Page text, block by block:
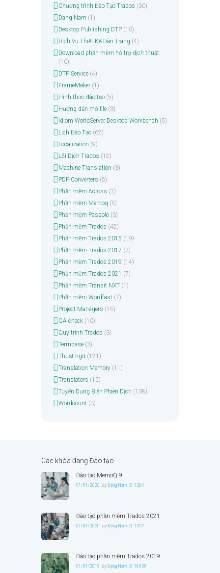
Chương trình Đào Tạo Trados (30)
Dang Nam (1)
Desktop Publishing DTP(10)
Dịch Vụ Thiết Kế Dàn Trang (4)
Download phần mềm hỗ trợ dịch thuật
(10)
DTP Service(4)
FrameMaker(1)
Hình thức đào tạo(5)
Hướng dẫn mở file(3)
Idiom WorldServer Desktop Workbench (5)
Lịch Đào Tạo(62)
Localization (9)
Lỗi Dịch Trados (12)
Machine Translation (3)
PDF Converters (5)
Phần mềm Across (1)
Phần mềm Memoq (5)
Phần mềm Passolo(3)
Phần mềm Trados (42)
Phần mềm Trados 2015 (19)
Phần mềm Trados 2017 (7)
Phần mềm Trados 2019 (14)
Phần mềm Trados 2021 (7)
Phần mềm Transit NXT(1)
Phần mềm Wordfast(7)
Project Managers (15)
QA check(10)
Quy trình Trados (3)
Termbase(3)
Thuật ngữ(121)
Translation Memory(11)
Translators (15)
Tuyển Dụng Biên Phiên Dịch (108)
Wordcount(3)
Các khóa đang Đào tạo
Đào tạo MemoQ 9
01/01/2020 byĐặng Nam 1264
Đào tạo phần mềm Trados 2021
01/01/2020 byĐặng Nam 1327
Đào tạo phần mềm Trados 2019
01/01/2019 byĐặng Nam 16939